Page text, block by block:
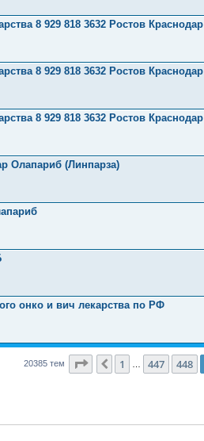
8 929 818 3632 Ростов
8 929 818 3632 Ростов
8 929 818 3632 Ростов
Олапариб (Линпарза)
онко и вич лекарства по РФ
20385 тем Страница 449из 816
Пред.
1 447 448